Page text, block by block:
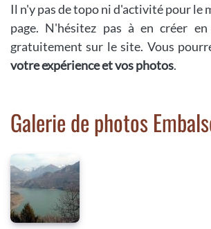
Il n'y pas de topo ni d'activité pour le
page. N'hésitez pas à en créer
gratuitement sur le site. Vous
votre expérience et vos photos.
Galerie de photos